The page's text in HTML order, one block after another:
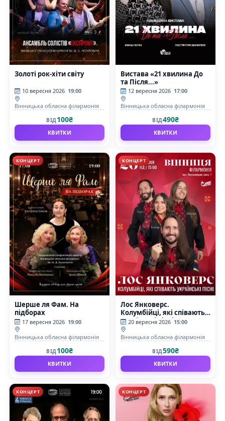
Золоті рок-хіти світу
10 вересня 2026 19:00
Вінницька обласна філармонія
ВІД100₴
КВИТКИ
Вистава «21 хвилина До
та Після...»
12 вересня 2026 17:00
Вінницька обласна філармонія
ВІД490₴
КВИТКИ
КОНЦЕРТ
Шерше ля Фам. На
підборах
17 вересня 2026 19:00
Вінницька обласна філармонія
ВІД 100₴
КВИТКИ
КОНЦЕРТ
Лос Янковерс.
Колумбійці, які співають
українські пісні
20 вересня 2026 15:00
Вінницька обласна філармонія
ВІД590₴
КВИТКИ
КОНЦЕРТ КОНЦЕРТ